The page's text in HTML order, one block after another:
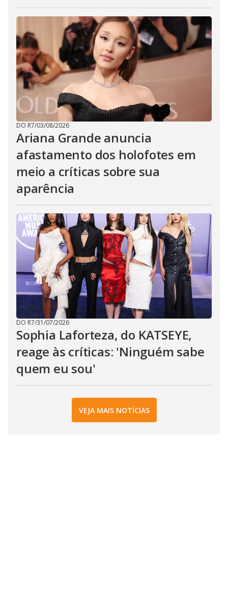
DO R7/03/08/2026
Ariana Grande anuncia
afastamento dos holofotes em
meio a críticas sobre sua
aparência
DO R7/31/07/2026
Sophia Laforteza, do KATSEYE,
reage às críticas: 'Ninguém sabe
quem eu sou'
VEJA MAIS NOTÍCIAS